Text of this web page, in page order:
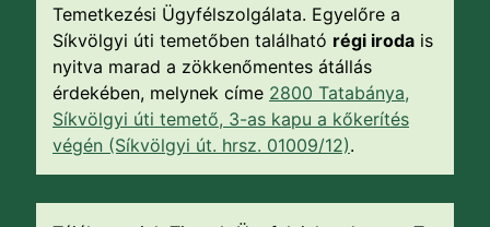
Temetkezési Ügyfélszolgálata. Egyelőre a
Síkvölgyi úti temetőben található régi iroda is
nyitva marad a zökkenőmentes átállás
érdekében, melynek címe 2800 Tatabánya,
Síkvölgyi úti temető, 3-as kapu a kőkerítés
végén (Síkvölgyi út. hrsz. 01009/12).